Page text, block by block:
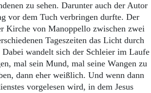
zu sehen. Darunter auch der Autor
vor dem Tuch verbringen durfte. Der
Kirche von Manoppello zwischen zwei
Tageszeiten das Licht durch
Dabei wandelt sich der Schleier im Laufe
mal sein Mund, mal seine Wangen zu
dann eher weißlich. Und wenn dann
vorgelesen wird, in dem Jesus